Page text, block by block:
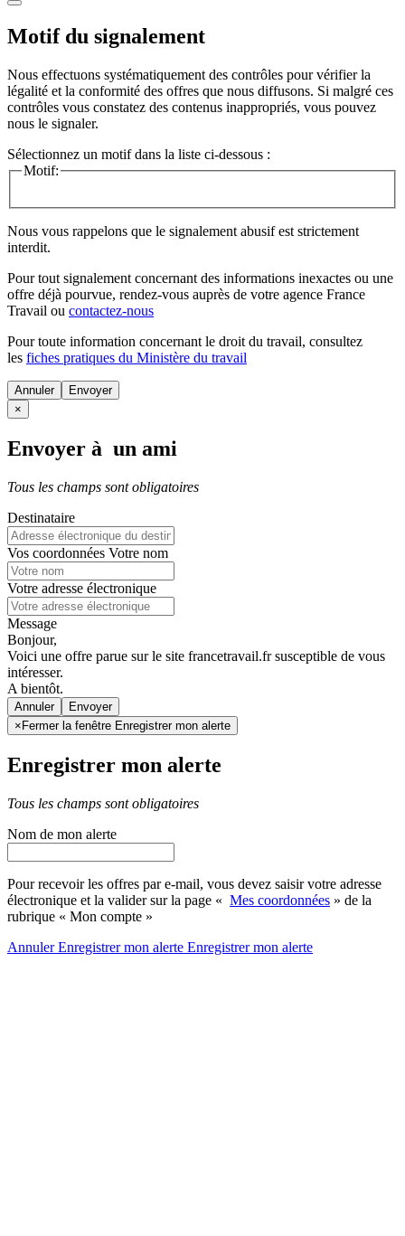
Motif du signalement
Nous effectuons systématiquement des contrôles pour vérifier la
légalité et la conformité des offres que nous diffusons. Si malgré ces
contrôles vous constatez des contenus inappropriés, vous pouvez
nous le signaler.
Sélectionnez un motif dans la liste ci-dessous :
Motif:
Nous vous rappelons que le signalement abusif est strictement
interdit.
Pour tout signalement concernant des informations inexactes ou une
offre déjà pourvue, rendez-vous auprès de votre agence France
Travail ou contactez-nous
Pour toute information concernant le droit du travail, consultez
les fiches pratiques du Ministère du travail
Annuler
×
Envoyer à un ami
Tous les champs sont obligatoires
Destinataire
Vos coordonnées Votre nom
Votre adresse électronique
Message
Bonjour,
Voici une offre parue sur le site francetravail.fr susceptible de vous
intéresser.
A bientôt.
Annuler
× Fermer la fenêtre Enregistrer mon alerte
Enregistrer mon alerte
Tous les champs sont obligatoires
Nom de mon alerte
Pour recevoir les offres par e-mail, vous devez saisir votre adresse
électronique et la valider sur la page « Mes coordonnées » de la
rubrique « Mon compte »
AnnulerEnregistrer mon alerte Enregistrermon alerte